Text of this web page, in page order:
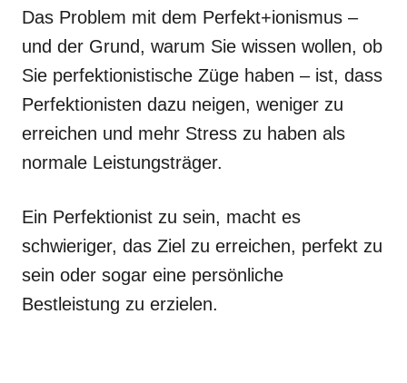
Das Problem mit dem Perfekt+ionismus –
und der Grund, warum Sie wissen wollen, ob
Sie perfektionistische Züge haben – ist, dass
Perfektionisten dazu neigen, weniger zu
erreichen und mehr Stress zu haben als
normale Leistungsträger.
Ein Perfektionist zu sein, macht es
schwieriger, das Ziel zu erreichen, perfekt zu
sein oder sogar eine persönliche
Bestleistung zu erzielen.